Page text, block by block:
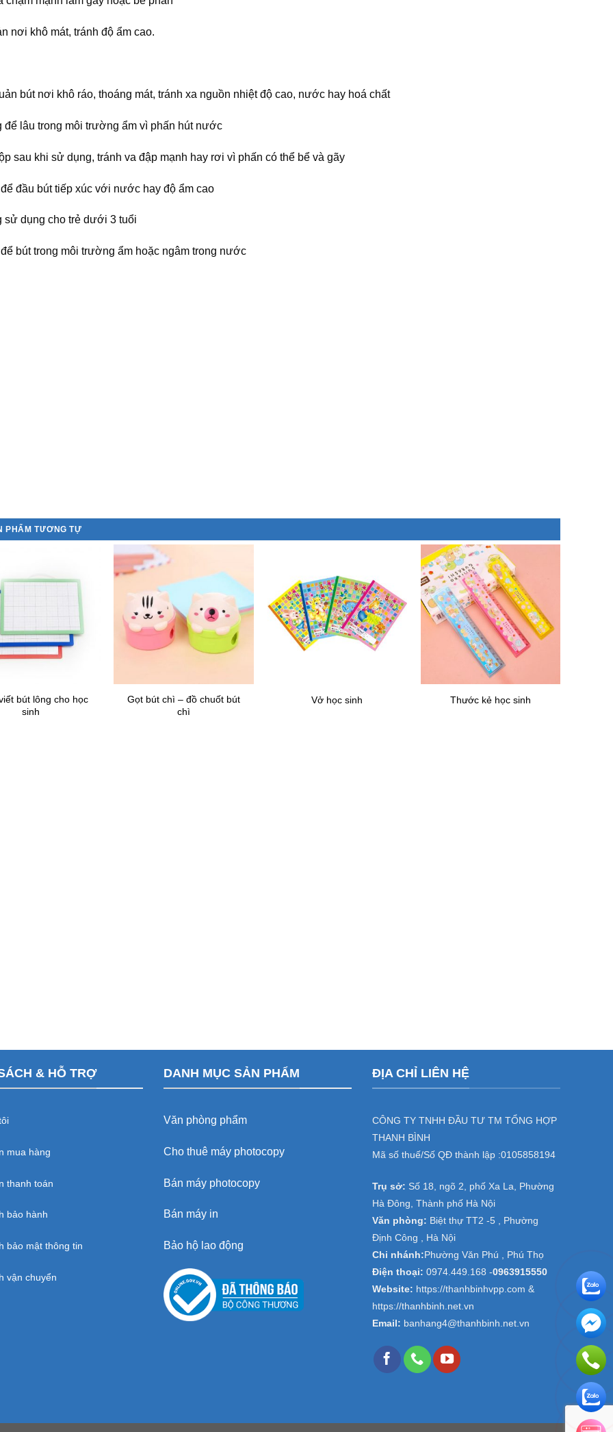
nơi khô mát, tránh độ ẩm cao.
bút nơi khô ráo, thoáng mát, tránh xa nguồn nhiệt độ cao, nước hay hoá chất
để lâu trong môi trường ẩm vì phấn hút nước
sau khi sử dụng, tránh va đập mạnh hay rơi vì phấn có thể bể và gãy
đầu bút tiếp xúc với nước hay độ ẩm cao
sử dụng cho trẻ dưới 3 tuổi
bút trong môi trường ẩm hoặc ngâm trong nước
PHẨM TƯƠNG TỰ
bút lông cho học
sinh
Gọt bút chì – đồ chuốt bút
chì
Vở học sinh Thước kẻ học sinh
& HỖ TRỢ
mua hàng
thanh toán
bảo hành
bảo mật thông tin
vận chuyển
DANH MỤC SẢN PHẨM
Văn phòng phẩm
Cho thuê máy photocopy
Bán máy photocopy
Bán máy in
Bảo hộ lao động
ĐỊA CHỈ LIÊN HỆ
CÔNG TY TNHH ĐẦU TƯ TM TỔNG HỢP
THANH BÌNH
Mã số thuế/Số QĐ thành lập :0105858194
Trụ sở: Số 18, ngõ 2, phố Xa La, Phường
Hà Đông, Thành phố Hà Nội
Văn phòng: Biệt thự TT2 -5 , Phường
Định Công , Hà Nội
Chi nhánh: Phường Văn Phú , Phú Thọ
Điện thoại: 0974.449.168 -0963915550
Website: https://thanhbinhvpp.com &
https://thanhbinh.net.vn
Email: banhang4@thanhbinh.net.vn